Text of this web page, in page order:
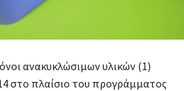
ανακυκλώσιμων υλικών (1)
στο πλαίσιο του προγράμματος